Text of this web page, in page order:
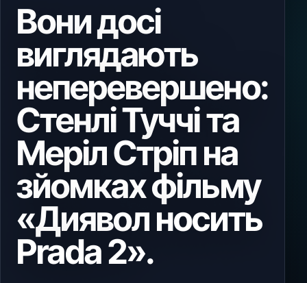
Вони досі
виглядають
неперевершено:
Стенлі Туччі та
Меріл Стріп на
зйомках фільму
«Диявол носить
Prada 2».